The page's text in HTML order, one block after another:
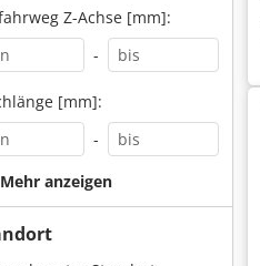
Z-Achse [mm]:
-
[mm]:
-
Mehr anzeigen